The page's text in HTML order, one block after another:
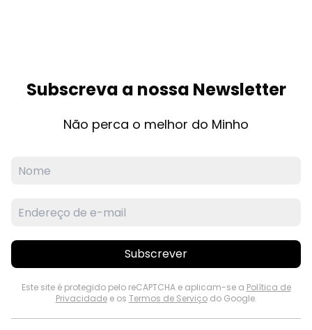
Subscreva a nossa Newsletter
Não perca o melhor do Minho
Subscrever
Este site é protegido pelo reCAPTCHA e aplicam-se a Política de
Privacidadee os Termos de Serviçodo Google.